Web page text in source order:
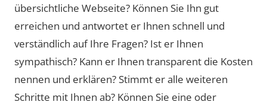
übersichtliche Webseite? Können Sie Ihn gut
erreichen und antwortet er Ihnen schnell und
verständlich auf Ihre Fragen? Ist er Ihnen
sympathisch? Kann er Ihnen transparent die Kosten
nennen und erklären? Stimmt er alle weiteren
Schritte mit Ihnen ab? Können Sie eine oder